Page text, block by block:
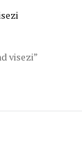
visezi”